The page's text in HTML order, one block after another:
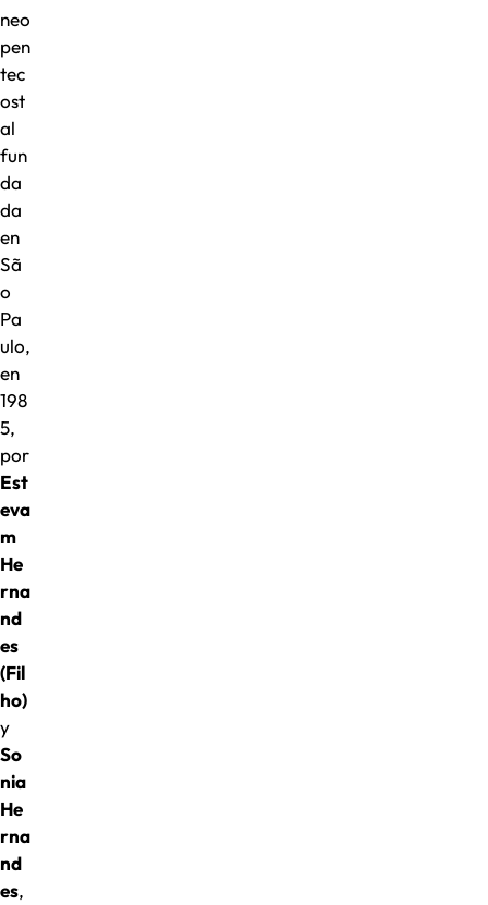
7
n
S
.
P
u
l
o
,
r
s
il
neo
pen
tec
ost
al
fun
da
da
en
Sã
o
Pa
ulo,
en
198
5,
por
Est
eva
m
He
rna
nd
es
(Fil
ho)
y
So
nia
He
rna
nd
es,